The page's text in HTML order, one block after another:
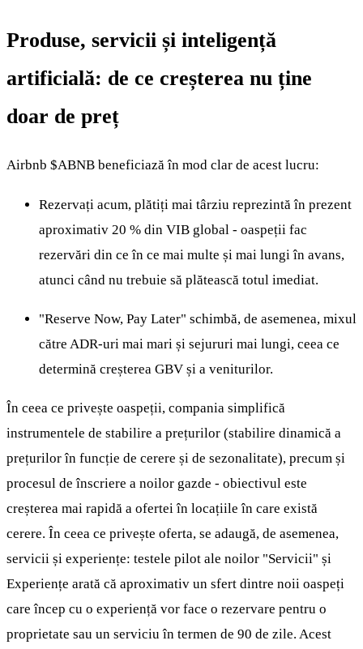
Produse, servicii și inteligență
artificială: de ce creșterea nu ține
doar de preț
Airbnb $ABNB beneficiază în mod clar de acest lucru:
Rezervați acum, plătiți mai târziu reprezintă în prezent
aproximativ 20 % din VIB global - oaspeții fac
rezervări din ce în ce mai multe și mai lungi în avans,
atunci când nu trebuie să plătească totul imediat.
"Reserve Now, Pay Later" schimbă, de asemenea, mixul
către ADR-uri mai mari și sejururi mai lungi, ceea ce
determină creșterea GBV și a veniturilor.
În ceea ce privește oaspeții, compania simplifică
instrumentele de stabilire a prețurilor (stabilire dinamică a
prețurilor în funcție de cerere și de sezonalitate), precum și
procesul de înscriere a noilor gazde - obiectivul este
creșterea mai rapidă a ofertei în locațiile în care există
cerere. În ceea ce privește oferta, se adaugă, de asemenea,
servicii și experiențe: testele pilot ale noilor "Servicii" și
Experiențe arată că aproximativ un sfert dintre noii oaspeți
care încep cu o experiență vor face o rezervare pentru o
proprietate sau un serviciu în termen de 90 de zile. Acest